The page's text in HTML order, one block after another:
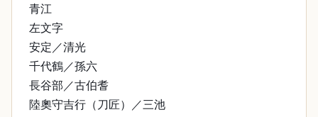
青江
左文字
安定／清光
千代鶴／孫六
長谷部／古伯耆
陸奧守吉行（刀匠）／三池